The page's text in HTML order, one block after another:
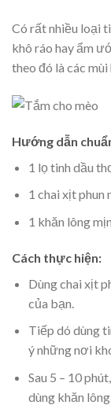
Có rất nhiều loại
khô ráo hay ẩm
theo đó là các
Hướng dẫn
1 lọ tinh dầu
1 chai xịt phun
1 khăn lông
Cách thực hiện:
Dùng chai xịt
của bạn.
Tiếp dó dùng
ý những nơi
Sau 5 – 10
dùng khăn